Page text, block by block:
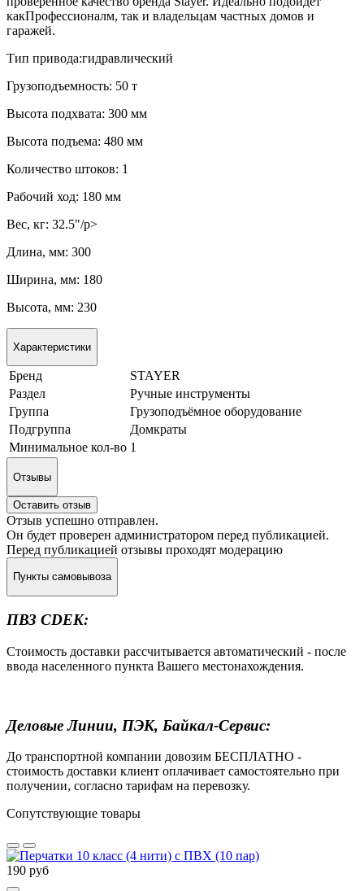
какПрофессионалм, так и владельцам частных домов и
гаражей.
Тип привода:гидравлический
Грузоподъемность: 50 т
Высота подхвата: 300 мм
Высота подъема: 480 мм
Количество штоков: 1
Рабочий ход: 180 мм
Вес, кг: 32.5"/p>
Длина, мм: 300
Ширина, мм: 180
Высота, мм: 230
Характеристики
Бренд
STAYER
Раздел
Ручные инструменты
Группа
Грузоподъёмное оборудование
Подгруппа
Домкраты
Минимальное кол-во 1
Отзывы
Оставить отзыв
Отзыв успешно отправлен.
Он будет проверен администратором перед публикацией.
Перед публикацией отзывы проходят модерацию
Пункты самовывоза
ПВЗ CDEK:
Стоимость доставки рассчитывается автоматический - после
ввода населенного пункта Вашего местонахождения.
Деловые Линии, ПЭК, Байкал-Сервис:
До транспортной компании довозим БЕСПЛАТНО -
стоимость доставки клиент оплачивает самостоятельно при
получении, согласно тарифам на перевозку.
Сопутствующие товары
190 руб